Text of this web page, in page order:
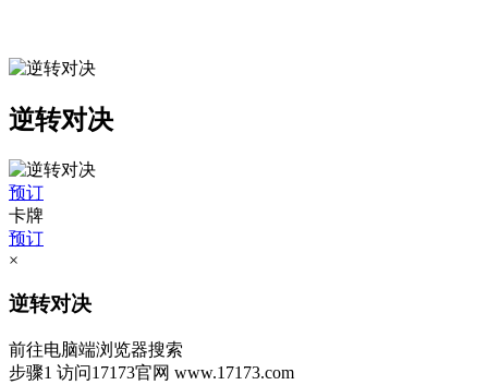
逆转对决
预订
卡牌
预订
×
逆转对决
前往电脑端浏览器搜索
步骤1 访问17173官网 www.17173.com